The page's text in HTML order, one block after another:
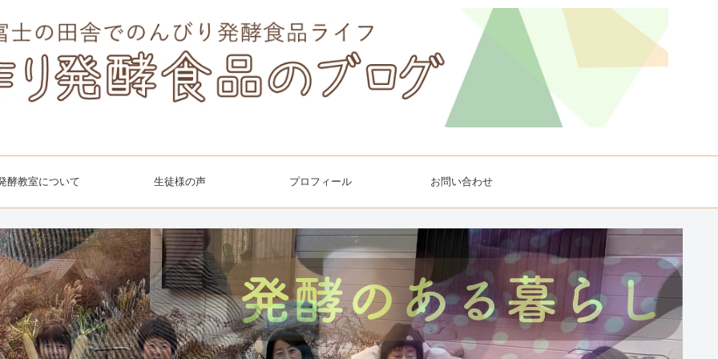
酵教室について 生徒様の声 プロフィール お問い合わせ